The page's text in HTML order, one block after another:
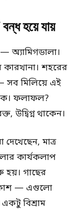
বন্ধ হয়ে যায়
অ্যামিগডালা।
শহরের
সব মিলিয়ে এই
ফলাফল?
উদ্বিগ্ন থাকেন।
মাত্র
কার্যকলাপ
হয়। গাছের
— এগুলো
বিশ্রাম